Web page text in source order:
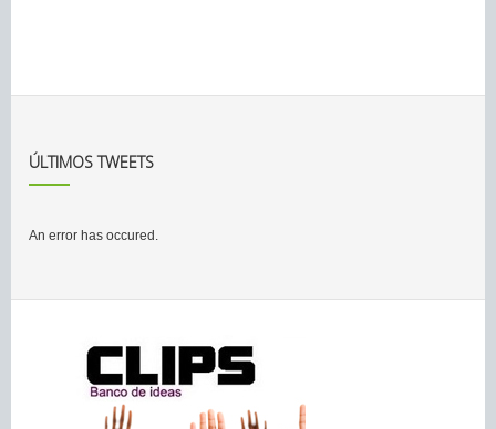
ÚLTIMOS TWEETS
An error has occured.